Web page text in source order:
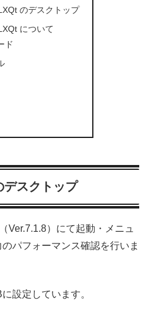
のデスクトップ
について
ド
スクトップ
Ver.7.1.8）にて起動・メニュ
パフォーマンス確認を行いま
設定しています。